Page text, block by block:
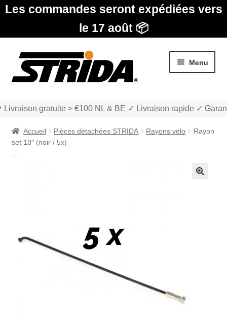
Les commandes seront expédiées vers
le 17 août 📦
Aller
la
Aller
contenu
Menu
Mon compte et Support
gratuite > €100 NL & BE ✓ Livraison rapide ✓
Accueil Pièces détachées STRIDA Rayons vélo
Rayon
set 18″ (noir / 5x)